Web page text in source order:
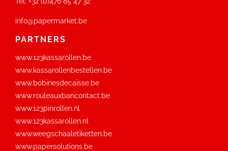
info@papermarket.be
PARTNERS
www.123kassarollen.be
www.kassarollenbestellen.be
www.bobinesdecaisse.be
www.rouleauxbancontact.be
www.123pinrollen.nl
www.123kassarollen.nl
www.weegschaaletiketten.be
www.papersolutions.be